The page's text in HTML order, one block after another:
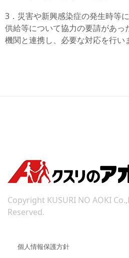
3．災害や新興感染症の発生時等
供給等について協力の要請があっ
機関と連携し、必要な対応を行い
Copyright KUSURI NO AOKI
Reserved.
個人情報保護方針